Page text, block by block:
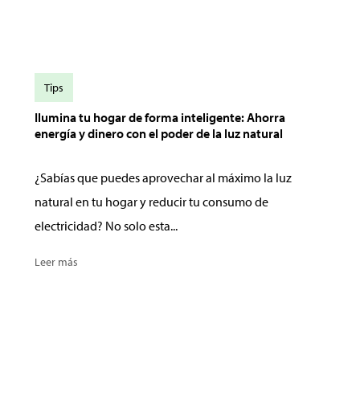
Ilumina tu hogar de forma inteligente: Ahorra
energía y dinero con el poder de la luz natural
¿Sabías que puedes aprovechar al máximo la luz
natural en tu hogar y reducir tu consumo de
electricidad? No solo esta...
Leer más
Tips